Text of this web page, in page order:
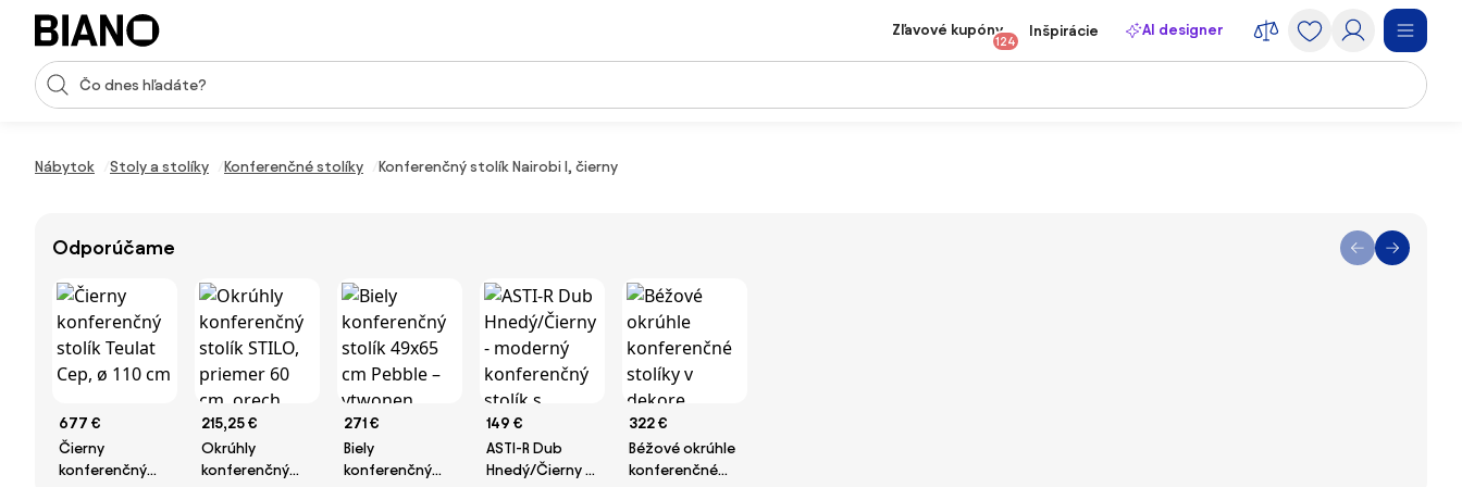
Preskočiť navigáciu, prejsť na obsah
Vstup pre vyhľadávanie
Zľavové kupóny
124
Inšpirácie AI designer
Nábytok Stoly a stolíky Konferenčné stolíky Konferenčný stolík Nairobi I, čierny
Odporúčame
677 €
Čierny
konferenčný
215,25 €
Okrúhly
konferenčný
271 €
Biely
konferenčný
149 €
ASTI-R Dub
Hnedý/Čierny -
322 €
Béžové okrúhle
konferenčné